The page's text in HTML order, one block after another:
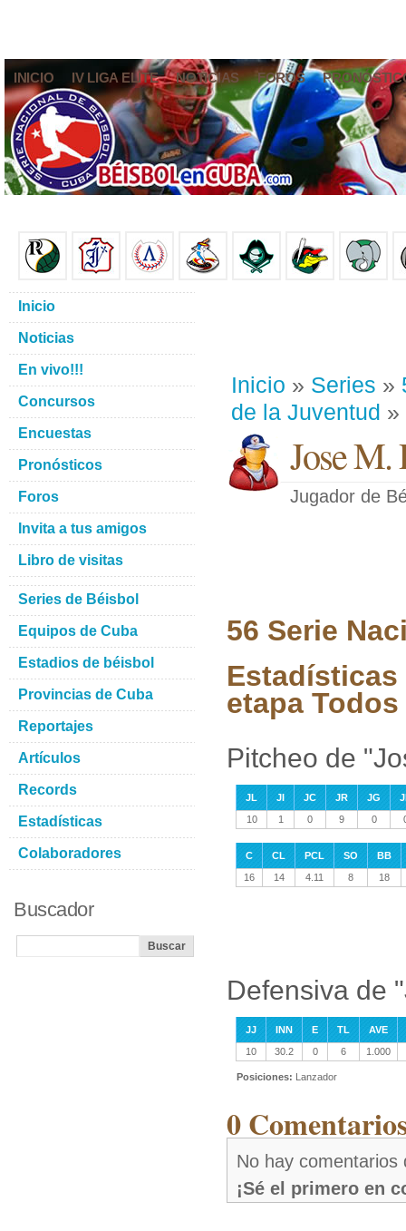
INICIO IV LIGA ELITE NOTICIAS FOROS
Inicio » Series »
de la Juventud »
Jose M.
Jugador de
56 Serie
Estadísticas
etapa
Pitcheo de
JL JI JC JR JG
10
1 0 9 0
C CL PCL SO
BB
16
14 4.11 8 18
Defensiva de
JJ INN E TL
AVE
10
30.2 0 6 1.000
Posiciones: Lanzador
0
No hay
¡Sé el primero en
Inicio
Noticias
En vivo!!!
Concursos
Encuestas
Pronósticos
Foros
Invita a tus amigos
Libro de visitas
Series de Béisbol
Equipos de Cuba
Estadios de béisbol
Provincias de Cuba
Reportajes
Artículos
Records
Estadísticas
Colaboradores
Buscador